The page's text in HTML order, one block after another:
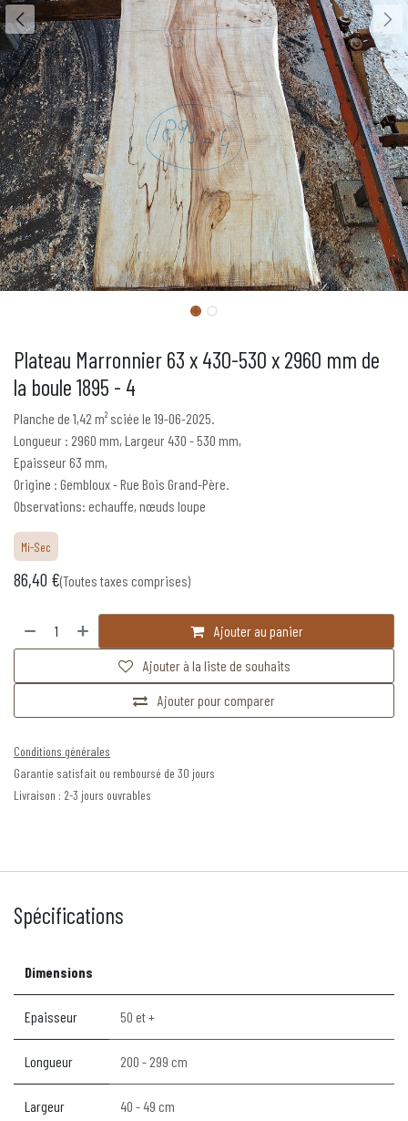
Plateau Marronnier 63 x 430-530 x 2960 mm de
la boule 1895 - 4
Planche de 1,42 m² sciée le 19-06-2025.
Longueur : 2960 mm, Largeur 430 - 530 mm,
Epaisseur 63 mm,
Origine : Gembloux - Rue Bois Grand-Père.
Observations: echauffe, nœuds loupe
Mi-Sec
86,40 €(Toutes taxes comprises)
Ajouter au panier
Ajouter pour comparer
Ajouter à la liste de souhaits
Conditions générales
Garantie satisfait ou remboursé de 30 jours
Livraison : 2-3 jours ouvrables
Spécifications
Dimensions
Epaisseur 50 et +
Longueur 200 - 299 cm
Largeur 40 - 49 cm